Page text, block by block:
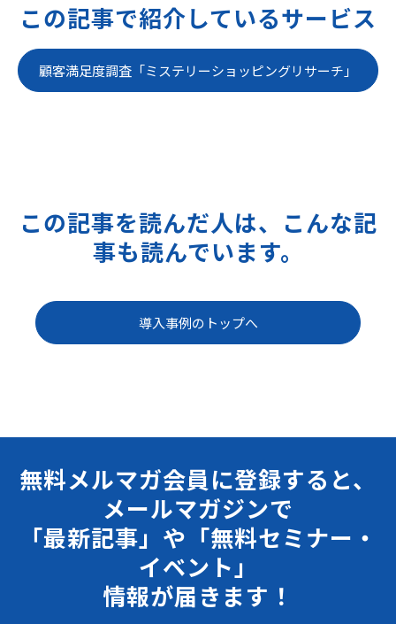
この記事で紹介しているサービス
顧客満足度調査「ミステリーショッピングリサーチ」
この記事を読んだ人は、こんな記
事も読んでいます。
導入事例のトップへ
無料メルマガ会員に登録すると、
メールマガジンで
「最新記事」や「無料セミナー・
イベント」
情報が届きます！